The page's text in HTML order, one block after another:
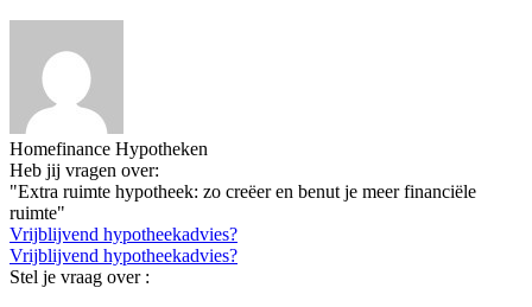
Homefinance Hypotheken
Heb jij vragen over:
"Extra ruimte hypotheek: zo creëer en benut je meer financiële
ruimte"
Vrijblijvend hypotheekadvies?
Vrijblijvend hypotheekadvies?
Stel je vraag over :